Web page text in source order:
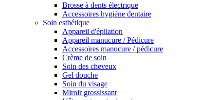
Brosse à dents électrique
Accessoires hygiène dentaire
Soin esthétique
Appareil d'épilation
Appareil manucure / Pédicure
Accessoires manucure / pédicure
Crème de soin
Soin des cheveux
Gel douche
Soin du visage
Miroir grossissant